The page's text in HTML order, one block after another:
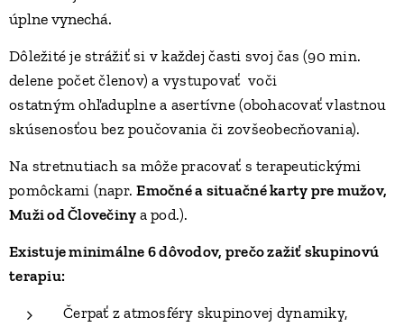
úplne vynechá.
Dôležité je strážiť si v každej časti svoj čas (90 min.
delene počet členov) a vystupovať voči
ostatnýmohľaduplne a asertívne (obohacovať vlastnou
skúsenosťou bez poučovania či zovšeobecňovania).
Na stretnutiach sa môže pracovať s terapeutickými
pomôckami (napr.Emočné a situačné karty pre mužov,
Muži od Človečiny a pod.).
Existuje minimálne 6 dôvodov, prečo zažiť skupinovú
terapiu:
Čerpať z atmosféry skupinovej dynamiky,